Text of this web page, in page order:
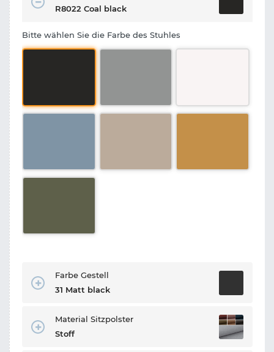
R8022 Coal black
Bitte wählen Sie die Farbe des Stuhles
Farbe Gestell
31 Matt black
Material Sitzpolster
Stoff